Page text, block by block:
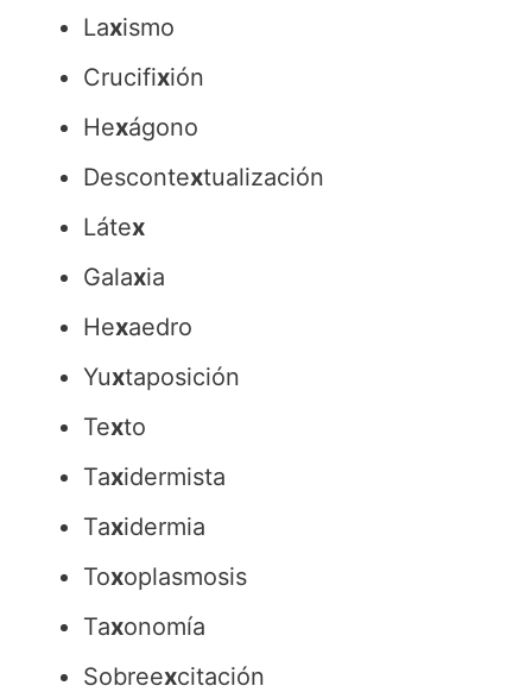
Laxismo
Crucifixión
Hexágono
Descontextualización
Látex
Galaxia
Hexaedro
Yuxtaposición
Texto
Taxidermista
Taxidermia
Toxoplasmosis
Taxonomía
Sobreexcitación